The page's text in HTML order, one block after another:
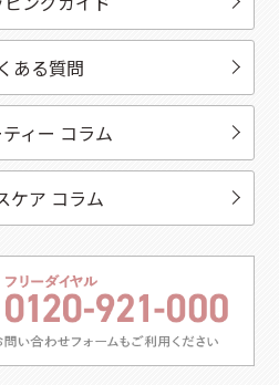
ある質問
ィー コラム
ケア コラム